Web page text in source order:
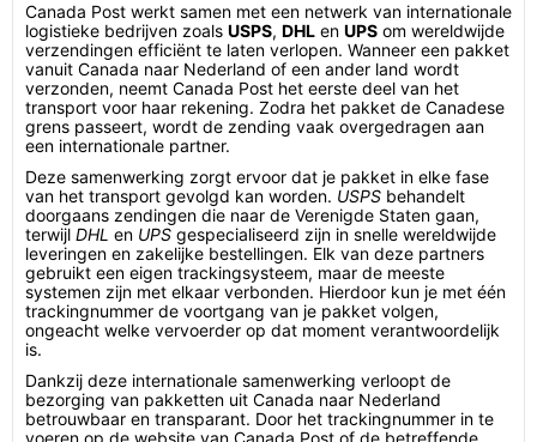
Canada Post werkt samen met een netwerk van internationale
logistieke bedrijven zoals USPS, DHL en UPS om wereldwijde
verzendingen efficiënt te laten verlopen. Wanneer een pakket
vanuit Canada naar Nederland of een ander land wordt
verzonden, neemt Canada Post het eerste deel van het
transport voor haar rekening. Zodra het pakket de Canadese
grens passeert, wordt de zending vaak overgedragen aan
een internationale partner.
Deze samenwerking zorgt ervoor dat je pakket in elke fase
van het transport gevolgd kan worden. USPS behandelt
doorgaans zendingen die naar de Verenigde Staten gaan,
terwijl DHL en UPS gespecialiseerd zijn in snelle wereldwijde
leveringen en zakelijke bestellingen. Elk van deze partners
gebruikt een eigen trackingsysteem, maar de meeste
systemen zijn met elkaar verbonden. Hierdoor kun je met één
trackingnummer de voortgang van je pakket volgen,
ongeacht welke vervoerder op dat moment verantwoordelijk
is.
Dankzij deze internationale samenwerking verloopt de
bezorging van pakketten uit Canada naar Nederland
betrouwbaar en transparant. Door het trackingnummer in te
voeren op de website van Canada Post of de betreffende